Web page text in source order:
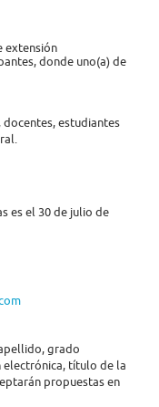
extensión
donde uno(a) de
estudiantes
es el 30 de julio de
grado
electrónica, título de la
propuestas en